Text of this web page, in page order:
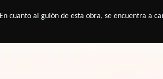
En cuanto al guión de esta obra, se encuentra a